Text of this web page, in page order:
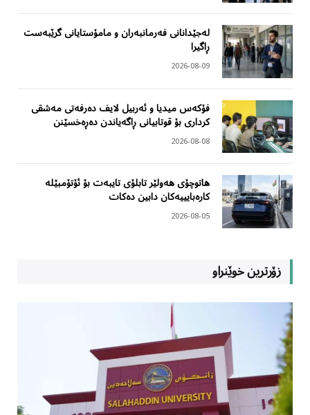
لەجێدانانی فەرمانبەران و مامۆستایانی گرێبەست
ڕاگیرا
2026-08-09
فۆکەس میدیا و ئەربیل لایف دەرفەتی مەشقی
کرداری بۆ قوتابیانی ڕاگەیاندن دەڕەخسێنن
2026-08-08
هاتوچۆی هەولێر تابلۆی تایبەت بۆ ئۆتۆمبێلە
کارەبایییەکان دابین دەکات
2026-08-05
زۆرترین خوێنراو